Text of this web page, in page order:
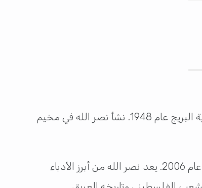
هو أديب وشاعر وروائي فلسطيني وُلد في عمّان، الأردن عام 1954 لأبوين فلسطينيين هُجّرا من قرية البريج عام 1948. نشأ نصر الله في مخيم
عمل في بداية حياته المهنية كمعلم في السعودية، ثم عاد إلى الأردن ليعمل في الصحافة قبل أن يتفرغ للكتابة منذ عام 2006. يعد نصر الله من أبرز الأدباء